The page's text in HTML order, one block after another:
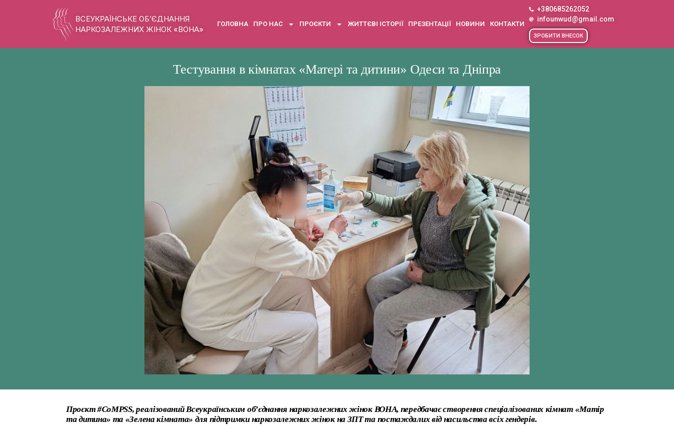
ВСЕУКРАЇНСЬКЕ ОБ’ЄДНАННЯ
НАРКОЗАЛЕЖНИХ ЖІНОК «ВОНА»
ГОЛОВНА ПРО НАС ПРОЄКТИ ЖИТТЄВІ ІСТОРІЇ ПРЕЗЕНТАЦІЇ НОВИНИ КОНТАКТИ
+380685262052
infounwud@gmail.com
ЗРОБИТИ ВНЕСОК
Тестування в кімнатах «Матері та дитини» Одеси та Дніпра
Проєкт #CoMPSS, реалізований Всеукраїнським об’єднання наркозалежних жінок ВОНА, передбачає створення спеціалізованих кімнат «Матір
та дитина» та «Зелена кімната» для підтримки наркозалежних жінок на ЗПТ та постаждалих від насильства всіх гендерів.